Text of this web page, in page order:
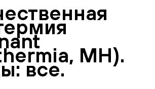
MH).
все.